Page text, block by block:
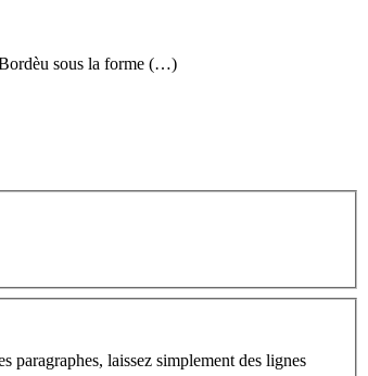
Bordèu sous la forme (…)
paragraphes, laissez simplement des lignes